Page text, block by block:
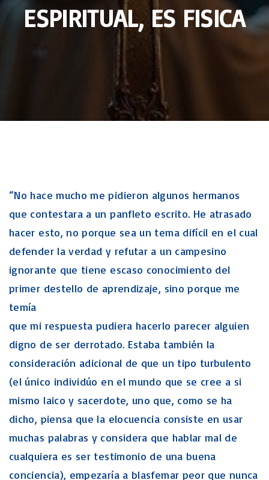
ESPIRITUAL, ES FISICA
“No hace mucho me pidieron algunos hermanos
que contestara a un panfleto escrito. He atrasado
hacer esto, no porque sea un tema difícil en el cual
defender la verdad y refutar a un campesino
ignorante que tiene escaso conocimiento del
primer destello de aprendizaje, sino porque me
temía
que mi respuesta pudiera hacerlo parecer alguien
digno de ser derrotado. Estaba también la
consideración adicional de que un tipo turbulento
(el único individúo en el mundo que se cree a si
mismo laico y sacerdote, uno que, como se ha
dicho, piensa que la elocuencia consiste en usar
muchas palabras y considera que hablar mal de
cualquiera es ser testimonio de una buena
conciencia), empezaría a blasfemar peor que nunca